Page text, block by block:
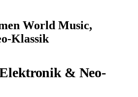
World Music,
Klassik
& Neo-